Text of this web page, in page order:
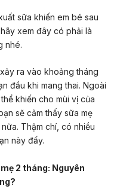
sữa khiến em bé sau
xem đây có phải là
nhé.
ra vào khoảng tháng
đầu khi mang thai. Ngoài
khiến cho mùi vị của
sẽ cảm thấy sữa mẹ
Thậm chí, có nhiều
này đấy.
2 tháng: Nguyên